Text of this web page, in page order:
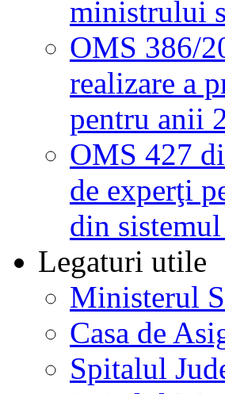
ministrului
OMS 386/
realizare a
pentru anii
OMS 427
de experţi
din
Legaturi utile
Ministerul
Casa de
Spitalul